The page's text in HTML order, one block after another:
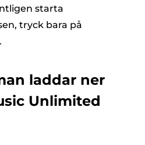
starta
tryck bara på
laddar ner
Unlimited